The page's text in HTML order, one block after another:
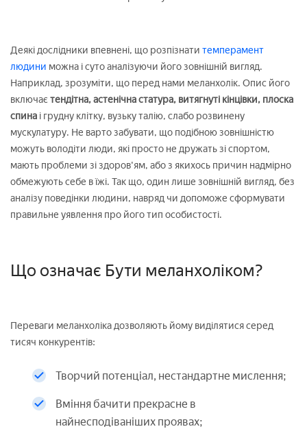
Деякі дослідники впевнені, що розпізнати темперамент
людини можна і суто аналізуючи його зовнішній вигляд.
Наприклад, зрозуміти, що перед нами меланхолік. Опис його
включає тендітна, астенічна статура, витягнуті кінцівки, плоска
спина і грудну клітку, вузьку талію, слабо розвинену
мускулатуру. Не варто забувати, що подібною зовнішністю
можуть володіти люди, які просто не дружать зі спортом,
мають проблеми зі здоров'ям, або з якихось причин надмірно
обмежують себе в їжі. Так що, один лише зовнішній вигляд, без
аналізу поведінки людини, навряд чи допоможе сформувати
правильне уявлення про його тип особистості.
Що означає Бути меланхоліком?
Переваги меланхоліка дозволяють йому виділятися серед
тисяч конкурентів:
Творчий потенціал, нестандартне мислення;
Вміння бачити прекрасне в
найнесподіваніших проявах;